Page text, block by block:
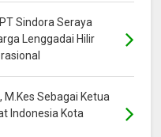
Sindora Seraya
Lenggadai Hilir
M.Kes Sebagai Ketua
Indonesia Kota